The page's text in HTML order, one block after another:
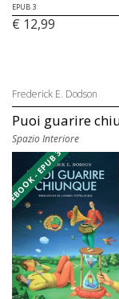
EPUB 3
€ 12,99
Frederick E. Dodson
Puoi guarire
Spazio Interiore
EBOOK - EPUB 3